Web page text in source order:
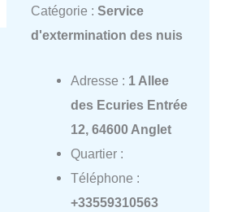
Catégorie : Service
d'extermination des nuis
Adresse : 1 Allee
des Ecuries Entrée
12, 64600 Anglet
Quartier :
Téléphone :
+33559310563